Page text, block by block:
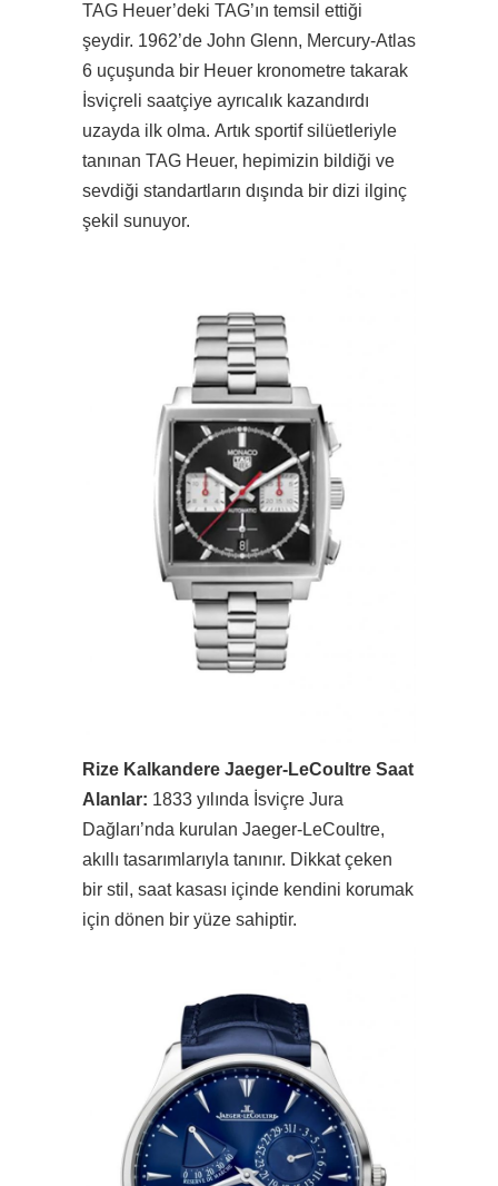
TAG Heuer’deki TAG’ın temsil ettiği
şeydir. 1962’de John Glenn, Mercury-Atlas
6 uçuşunda bir Heuer kronometre takarak
İsviçreli saatçiye ayrıcalık kazandırdı
uzayda ilk olma. Artık sportif silüetleriyle
tanınan TAG Heuer, hepimizin bildiği ve
sevdiği standartların dışında bir dizi ilginç
şekil sunuyor.
Rize Kalkandere Jaeger-LeCoultre Saat
Alanlar: 1833 yılında İsviçre Jura
Dağları’nda kurulan Jaeger-LeCoultre,
akıllı tasarımlarıyla tanınır. Dikkat çeken
bir stil, saat kasası içinde kendini korumak
için dönen bir yüze sahiptir.